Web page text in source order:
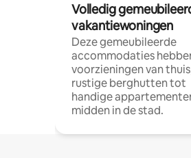
Volledig
vakantiewoningen
Deze gemeubileerde
accommodaties
voorzieningen van
rustige berghutten tot
handige
midden in de stad.